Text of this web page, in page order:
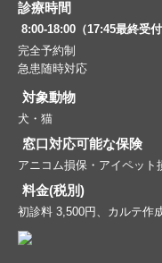
診療時間
8:00-18:00（17:45最終受付
完全予約制
急患随時対応
対象動物
犬・猫
窓口対応可能な保険
アニコム損保・アイペッ
料金(税別)
初診料 3,500円、カルテ作